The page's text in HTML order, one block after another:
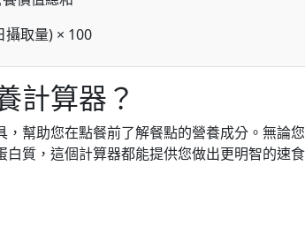
攝取量) × 100
計算器？
幫助您在點餐前了解餐點的營養成分。無論
質，這個計算器都能提供您做出更明智的速